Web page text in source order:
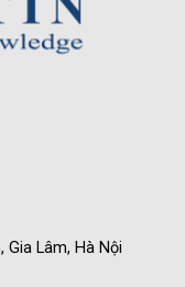
Lâm, Hà Nội